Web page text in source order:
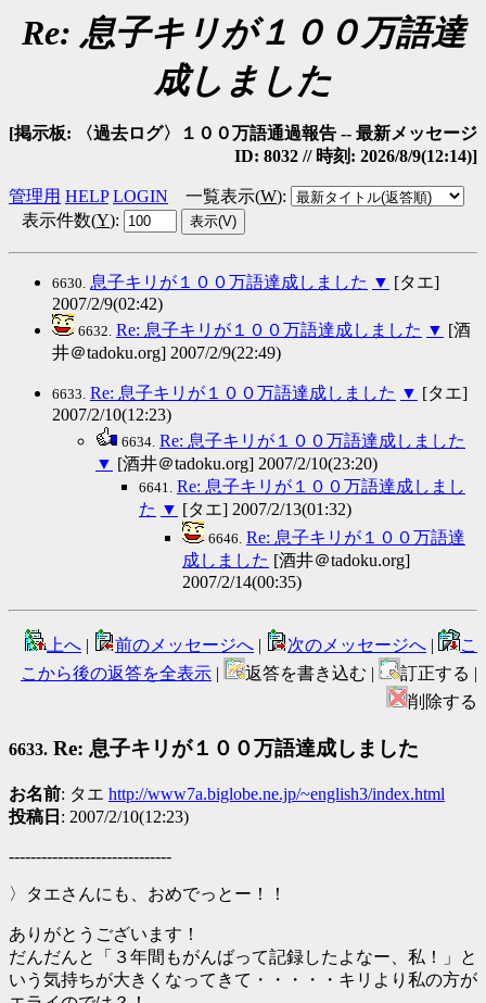
Re: 息子キリが１００万語達
成しました
[掲示板: 〈過去ログ〉１００万語通過報告 -- 最新メッセージ
ID: 8032 // 時刻: 2026/8/9(12:14)]
管理用 HELP LOGIN 一覧表示(W):
表示件数(Y):
6630. 息子キリが１００万語達成しました ▼ [タエ]
2007/2/9(02:42)
6632. Re: 息子キリが１００万語達成しました ▼ [酒
井＠tadoku.org] 2007/2/9(22:49)
6633. Re: 息子キリが１００万語達成しました ▼ [タエ]
2007/2/10(12:23)
6634. Re: 息子キリが１００万語達成しました
▼ [酒井＠tadoku.org] 2007/2/10(23:20)
6641.
Re: 息子キリが１００万語達成しまし
た ▼ [タエ] 2007/2/13(01:32)
6646. Re: 息子キリが１００万語達
成しました [酒井＠tadoku.org]
2007/2/14(00:35)
上へ | 前のメッセージへ | 次のメッセージへ |
こ
こから後の返答を全表示 | 返答を書き込む |
訂正する |
削除する
6633. Re: 息子キリが１００万語達成しました
お名前: タエ http://www7a.biglobe.ne.jp/~english3/index.html
投稿日 : 2007/2/10(12:23)
------------------------------
〉タエさんにも、おめでっとー！！
ありがとうございます！
だんだんと「３年間もがんばって記録したよなー、私！」と
いう気持ちが大きくなってきて・・・・・キリより私の方が